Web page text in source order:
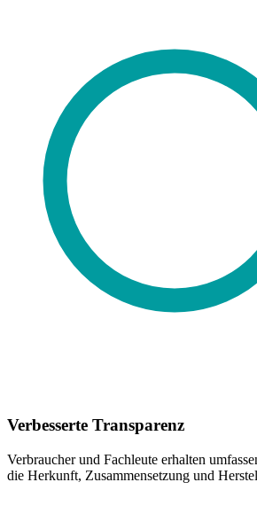
Verbesserte Transparenz
Verbraucher und Fachleute erhalten
die Herkunft, Zusammensetzung und